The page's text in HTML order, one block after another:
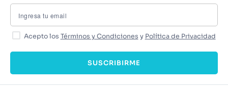
Acepto los Términos y Condiciones y Política de Privacidad
SUSCRIBIRME